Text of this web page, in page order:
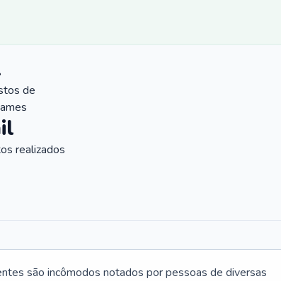
de
realizados
são incômodos notados por pessoas de diversas